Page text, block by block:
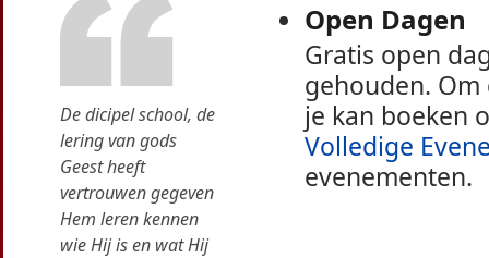
De dicipel school, de
lering van gods
Geest heeft
vertrouwen gegeven
Hem leren kennen
wie Hij is en wat Hij
Open Dagen
Gratis open
gehouden.
je kan boeken
Volledige
evenementen.